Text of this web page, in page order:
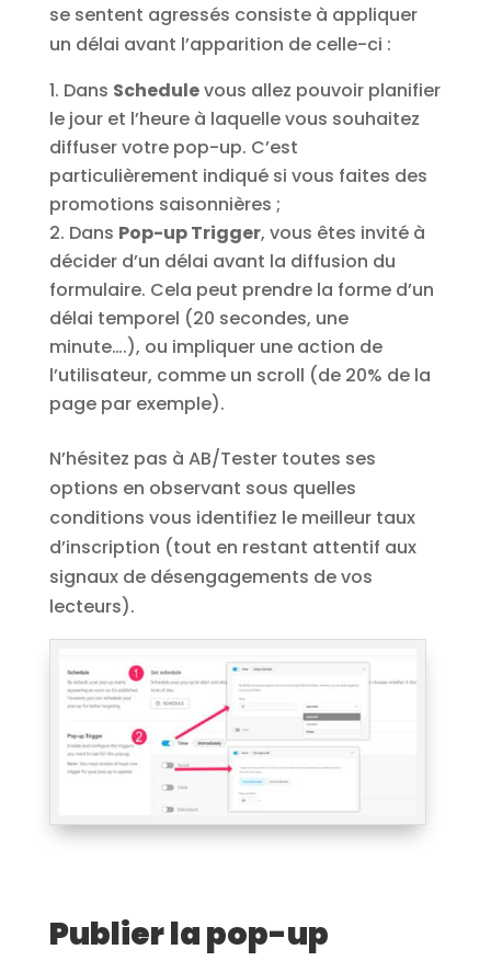
se sentent agressés consiste à appliquer
un délai avant l’apparition de celle-ci :
Dans Schedulevous allez pouvoir planifier
le jour et l’heure à laquelle vous souhaitez
diffuser votre pop-up. C’est
particulièrement indiqué si vous faites des
promotions saisonnières ;
Dans Pop-up Trigger, vous êtes invité à
décider d’un délai avant la diffusion du
formulaire. Cela peut prendre la forme d’un
délai temporel (20 secondes, une
minute….), ou impliquer une action de
l’utilisateur, comme un scroll (de 20% de la
page par exemple).
N’hésitez pas à AB/Tester toutes ses
options en observant sous quelles
conditions vous identifiez le meilleur taux
d’inscription (tout en restant attentif aux
signaux de désengagements de vos
lecteurs).
Publier la pop-up